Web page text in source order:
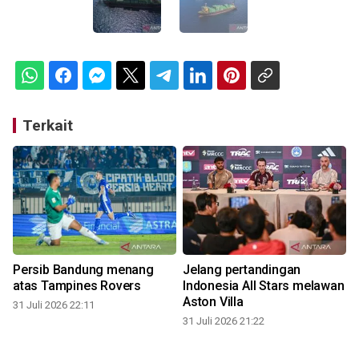
Terkait
Persib Bandung menang
atas Tampines Rovers
31 Juli 2026 22:11
Jelang pertandingan
Indonesia All Stars melawan
Aston Villa
31 Juli 2026 21:22